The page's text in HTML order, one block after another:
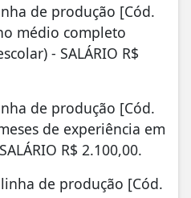
de produção [Cód.
médio completo
- SALÁRIO R$
de produção [Cód.
de experiência em
R$ 2.100,00.
de produção [Cód.